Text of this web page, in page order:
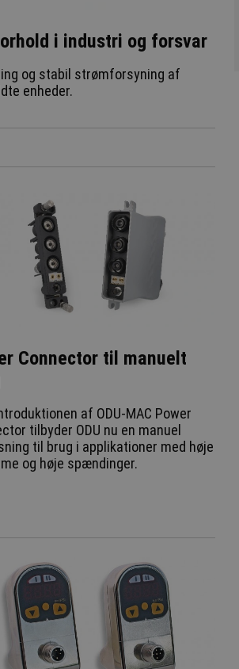
i industri og forsvar
og stabil strømforsyning af
enheder.
Connector til manuelt
af ODU-MAC Power
tilbyder ODU nu en manuel
til brug i applikationer med høje
og høje spændinger.